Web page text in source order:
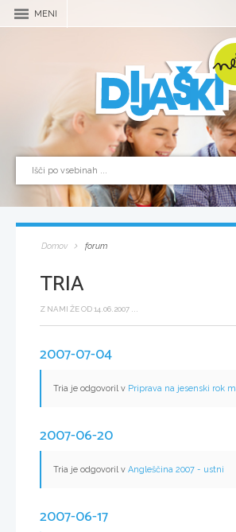
MENI
Domov forum
TRIA
Z NAMI ŽE OD 14.06.2007 ...
2007-07-04
Tria je odgovoril v Priprava na jesenski rok
2007-06-20
Tria je odgovoril v Angleščina 2007 - ustni
2007-06-17